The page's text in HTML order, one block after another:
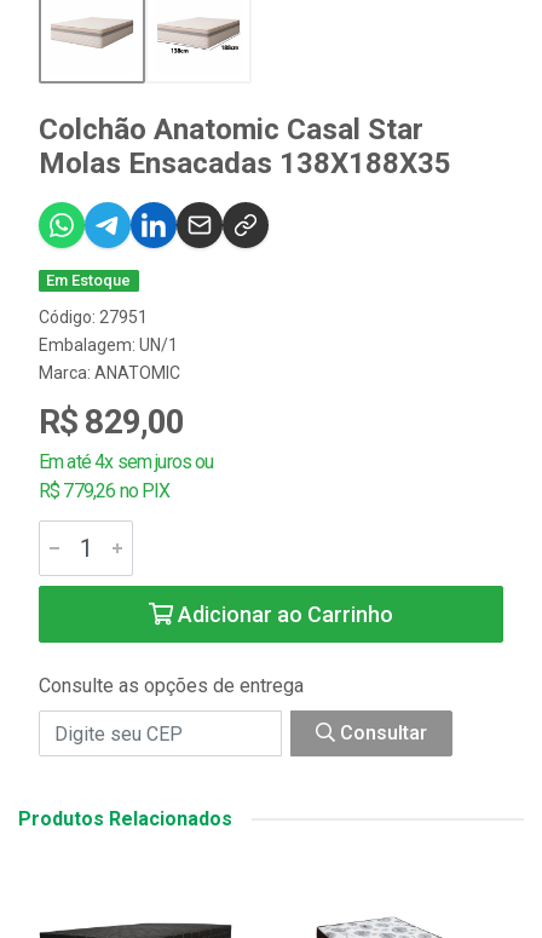
Colchão Anatomic Casal Star
Molas Ensacadas 138X188X35
Em Estoque
Código: 27951
Embalagem: UN/1
Marca: ANATOMIC
R$ 829,00
Em até 4x sem juros ou
R$ 779,26 no PIX
Adicionar ao Carrinho
Consulte as opções de entrega
Consultar
Produtos Relacionados